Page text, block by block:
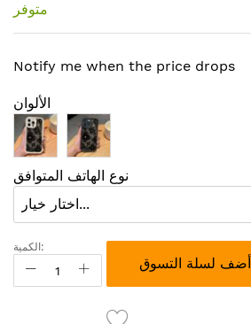
معرض
الصور
متوفر
Notify me when the price drops
الألوان
نوع الهاتف المتوافق
الكمية:
أضف لسلة التسوق